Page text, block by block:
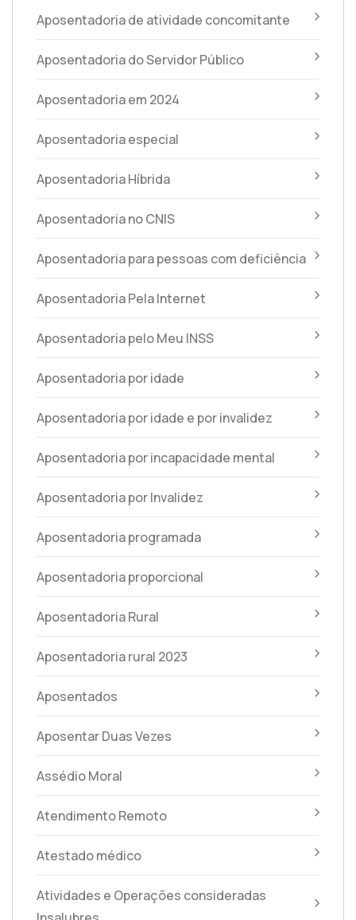
Aposentadoria de atividade concomitante
Aposentadoria do Servidor Público
Aposentadoria em 2024
Aposentadoria especial
Aposentadoria Híbrida
Aposentadoria no CNIS
Aposentadoria para pessoas com deficiência
Aposentadoria Pela Internet
Aposentadoria pelo Meu INSS
Aposentadoria por idade
Aposentadoria por idade e por invalidez
Aposentadoria por incapacidade mental
Aposentadoria por Invalidez
Aposentadoria programada
Aposentadoria proporcional
Aposentadoria Rural
Aposentadoria rural 2023
Aposentados
Aposentar Duas Vezes
Assédio Moral
Atendimento Remoto
Atestado médico
Atividades e Operações consideradas